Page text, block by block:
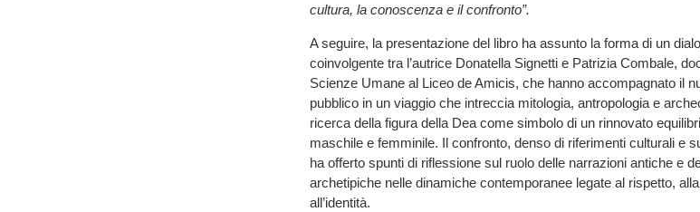
cultura, la conoscenza e il confronto”.
A seguire, la presentazione del libro ha assunto la forma di un
coinvolgente tra l’autrice Donatella Signetti e Patrizia Combale,
Scienze Umane al Liceo de Amicis, che hanno accompagnato il
pubblico in un viaggio che intreccia mitologia, antropologia e
ricerca della figura della Dea come simbolo di un rinnovato
maschile e femminile. Il confronto, denso di riferimenti culturali e
ha offerto spunti di riflessione sul ruolo delle narrazioni antiche e
archetipiche nelle dinamiche contemporanee legate al rispetto,
all’identità.